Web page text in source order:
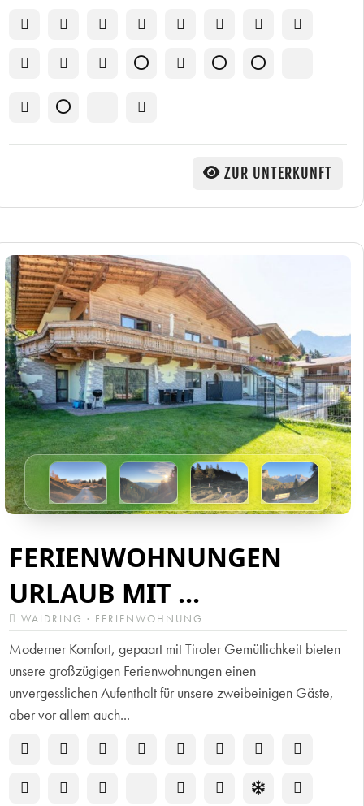
ZUR UNTERKUNFT
FERIENWOHNUNGEN
URLAUB MIT ...
WAIDRING · FERIENWOHNUNG
Moderner Komfort, gepaart mit Tiroler Gemütlichkeit bieten
unsere großzügigen Ferienwohnungen einen
unvergesslichen Aufenthalt für unsere zweibeinigen Gäste,
aber vor allem auch...